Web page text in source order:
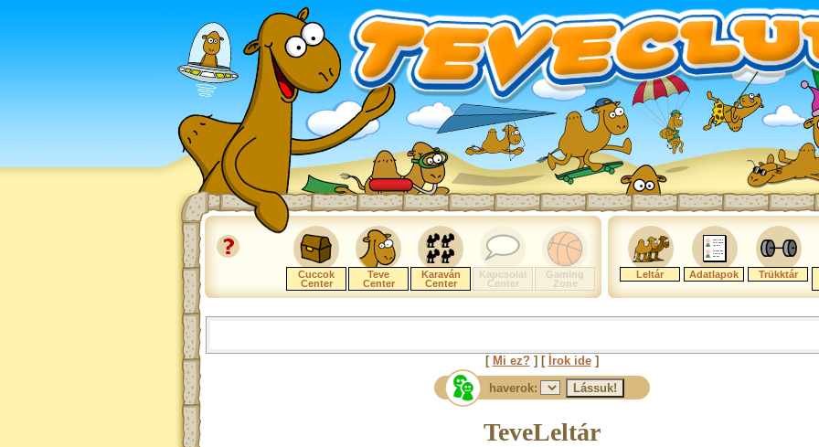
Cuccok
Center
Teve
Center
Karaván
Center
Kapcsolat
Center
Gaming
Zone
Leltár Adatlapok Trükktár
[ Mi ez?] [ Írok ide]
haverok:
TeveLeltár